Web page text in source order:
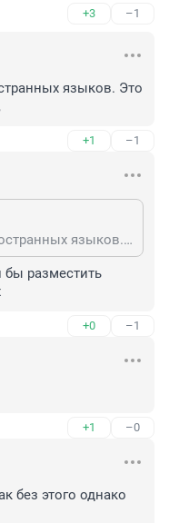
+3 –1
языков. Это
+1 –1
При этом знал несколько иностранных языков. Это больше похоже на дислексию,
разместить
+0 –1
+1 –0
без этого однако